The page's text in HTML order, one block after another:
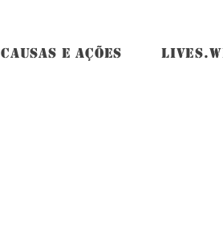
CAUSAS E AÇÕES